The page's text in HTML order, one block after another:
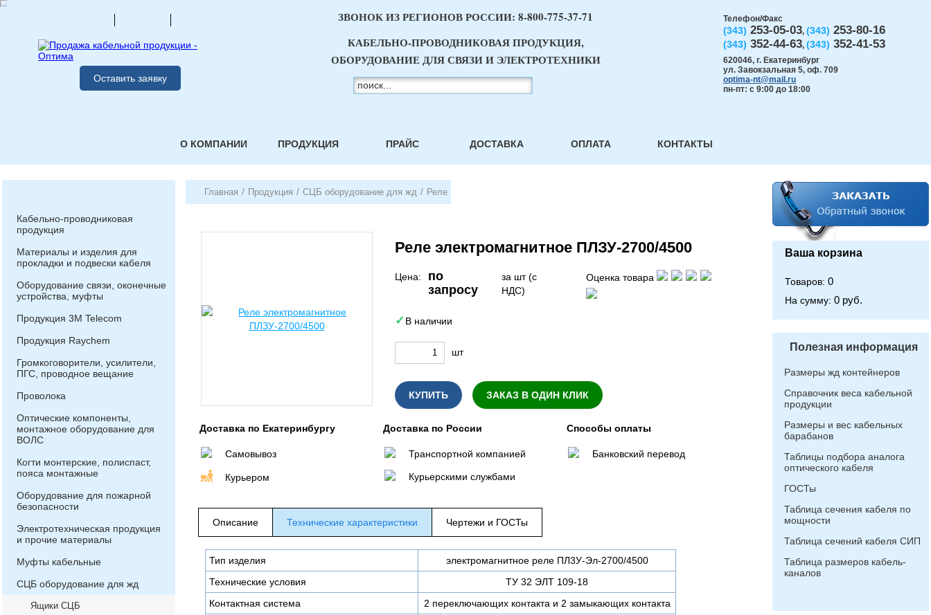
Оставить заявку
Телефон/Факс
(343) 253-05-03, (343) 253-80-16
(343) 352-44-63, (343) 352-41-53
620046, г. Екатеринбург
ул. Завокзальная 5, оф. 709
optima-nt@mail.ru
пн-пт: с 9:00 до 18:00
ЗВОНОК ИЗ РЕГИОНОВ РОССИИ: 8-800-775-37-71
КАБЕЛЬНО-ПРОВОДНИКОВАЯ ПРОДУКЦИЯ,
ОБОРУДОВАНИЕ ДЛЯ СВЯЗИ И ЭЛЕКТРОТЕХНИКИ
О КОМПАНИИ ПРОДУКЦИЯ ПРАЙС ДОСТАВКА ОПЛАТА КОНТАКТЫ
Кабельно-проводниковая
продукция
Материалы и изделия для
прокладки и подвески кабеля
Оборудование связи, оконечные
устройства, муфты
Продукция 3М Telecom
Продукция Raychem
Громкоговорители, усилители,
ПГС, проводное вещание
Проволока
Оптические компоненты,
монтажное оборудование для
ВОЛС
Когти монтерские, полиспаст,
пояса монтажные
Оборудование для пожарной
безопасности
Электротехническая продукция
и прочие материалы
Муфты кабельные
СЦБ оборудование для жд
Ящики СЦБ
Главная / Продукция / СЦБ оборудование для жд / Реле
Реле электромагнитное ПЛЗУ-2700/4500
Цена:
по
запросу
за шт (с
НДС)
Оценка товара
В наличии
шт
КУПИТЬ ЗАКАЗ В ОДИН КЛИК
Доставка по Екатеринбургу
Самовывоз
Курьером
Доставка по России
Транспортной компанией
Курьерскими службами
Способы оплаты
Банковский перевод
Описание Технические характеристики Чертежи и ГОСТы
Тип изделия
электромагнитное реле ПЛ3У-Эл-2700/4500
Технические условия
ТУ 32 ЭЛТ 109-18
Контактная система
2 переключающих контакта и 2 замыкающих контакта
Ваша корзина
Товаров: 0
На сумму: 0 руб.
Полезная информация
Размеры жд контейнеров
Справочник веса кабельной
продукции
Размеры и вес кабельных
барабанов
Таблицы подбора аналога
оптического кабеля
ГОСТы
Таблица сечения кабеля по
мощности
Таблица сечений кабеля СИП
Таблица размеров кабель-
каналов